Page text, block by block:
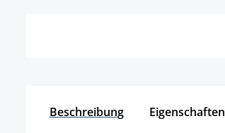
Beschreibung Eigenschaften